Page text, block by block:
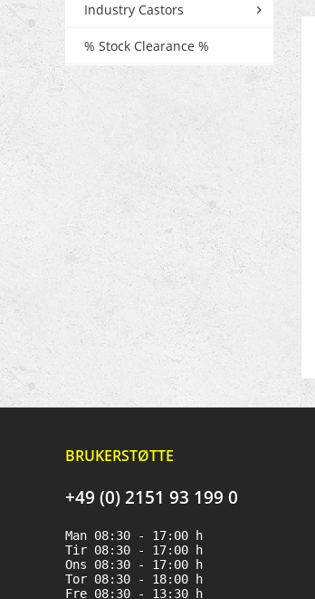
Industry Castors
% Stock Clearance %
BRUKERSTØTTE
+49 (0) 2151 93 199 0
Man 08:30 - 17:00 h
Tir 08:30 - 17:00 h
Ons 08:30 - 17:00 h
Tor 08:30 - 18:00 h
Fre 08:30 - 13:30 h